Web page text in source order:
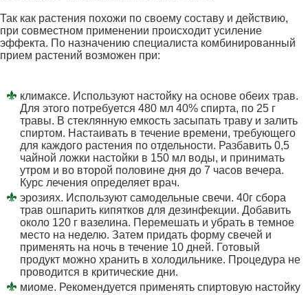
Так как растения похожи по своему составу и действию,
при совместном применении происходит усиление
эффекта. По назначению специалиста комбинированный
прием растений возможен при:
климаксе. Используют настойку на основе обеих трав.
Для этого потребуется 480 мл 40% спирта, по 25 г
травы. В стеклянную емкость засыпать траву и залить
спиртом. Настаивать в течение времени, требующего
для каждого растения по отдельности. Разбавить 0,5
чайной ложки настойки в 150 мл воды, и принимать
утром и во второй половине дня до 7 часов вечера.
Курс лечения определяет врач.
эрозиях. Используют самодельные свечи. 40г сбора
трав ошпарить кипятков для дезинфекции. Добавить
около 120 г вазелина. Перемешать и убрать в темное
место на неделю. Затем придать форму свечей и
применять на ночь в течение 10 дней. Готовый
продукт можно хранить в холодильнике. Процедура не
проводится в критические дни.
миоме. Рекомендуется применять спиртовую настойку